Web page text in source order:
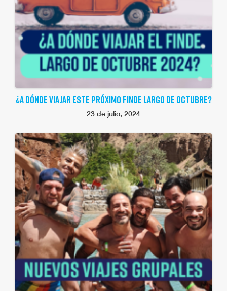
¿A DÓNDE VIAJAR ESTE PRÓXIMO FINDE LARGO DE OCTUBRE?
23 de julio, 2024